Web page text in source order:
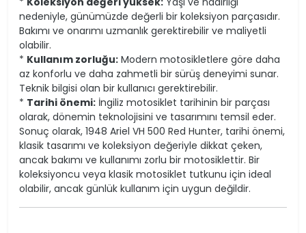
nedeniyle, günümüzde değerli bir koleksiyon parçasıdır.
Bakımı ve onarımı uzmanlık gerektirebilir ve maliyetli
olabilir.
* Kullanım zorluğu: Modern motosikletlere göre daha
az konforlu ve daha zahmetli bir sürüş deneyimi sunar.
Teknik bilgisi olan bir kullanıcı gerektirebilir.
* Tarihi önemi: İngiliz motosiklet tarihinin bir parçası
olarak, dönemin teknolojisini ve tasarımını temsil eder.
Sonuç olarak, 1948 Ariel VH 500 Red Hunter, tarihi önemi,
klasik tasarımı ve koleksiyon değeriyle dikkat çeken,
ancak bakımı ve kullanımı zorlu bir motosiklettir. Bir
koleksiyoncu veya klasik motosiklet tutkunu için ideal
olabilir, ancak günlük kullanım için uygun değildir.